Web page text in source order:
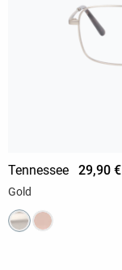
Tennessee 29,90 €
Gold